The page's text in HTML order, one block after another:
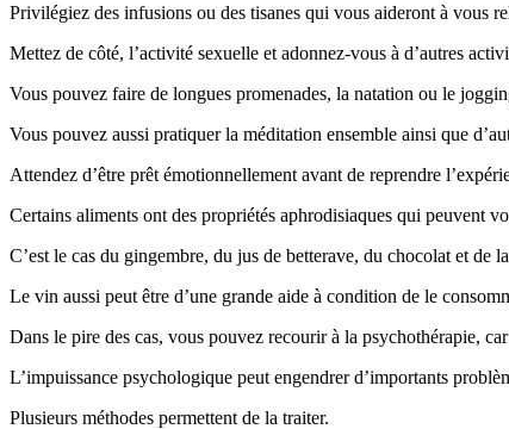
Privilégiez des infusions ou des tisanes qui vous aideront à vous
Mettez de côté, l’activité sexuelle et adonnez-vous à d’autres
Vous pouvez faire de longues promenades, la natation ou le
Vous pouvez aussi pratiquer la méditation ensemble ainsi que
Attendez d’être prêt émotionnellement avant de reprendre
Certains aliments ont des propriétés aphrodisiaques qui peuvent
C’est le cas du gingembre, du jus de betterave, du chocolat et de
Le vin aussi peut être d’une grande aide à condition de le
Dans le pire des cas, vous pouvez recourir à la psychothérapie,
L’impuissance psychologique peut engendrer d’importants
Plusieurs méthodes permettent de la traiter.